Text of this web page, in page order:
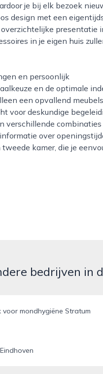
je bij elk bezoek
design met een
presentatie
in je eigen huis
en de optimale
een opvallend
voor deskundige
verschillende combinaties
over
kamer, die je
bedrijven in
voor mondhygiëne Stratum